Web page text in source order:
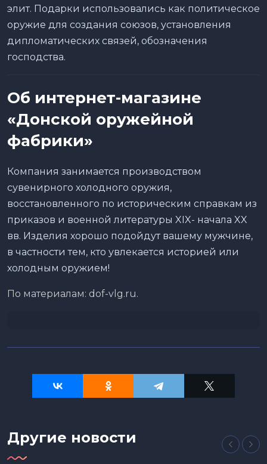
элит. Подарки использовались как политическое
оружие для создания союзов, установления
дипломатических связей, обозначения
господства.
Об интернет-магазине
«Донской оружейной
фабрики»
Компания занимается производством
сувенирного холодного оружия,
восстановленного по историческим справкам из
приказов и военной литературы XIX- начала XX
вв. Изделия хорошо подойдут вашему мужчине,
в частности тем, кто увлекается историей или
холодным оружием!
По материалам: dof-vlg.ru.
Другие новости